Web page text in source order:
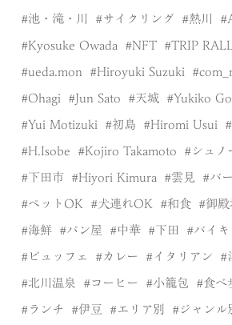
池・滝・川 サイクリング 熱川
Kyosuke Owada NFT TRIP
ueda.mon Hiroyuki Suzuki
Ohagi Jun Sato 天城 Yukiko
Yui Motizuki 初島 Hiromi Usui
H.Isobe Kojiro Takamoto シュノ
下田市 Hiyori Kimura 雲見 バー
ペットOK 犬連れOK 和食 御殿
海鮮 パン屋 中華 下田 バイキ
ビュッフェ カレー イタリアン
北川温泉 コーヒー 小籠包 食べ
ランチ 伊豆 エリア別 ジャンル